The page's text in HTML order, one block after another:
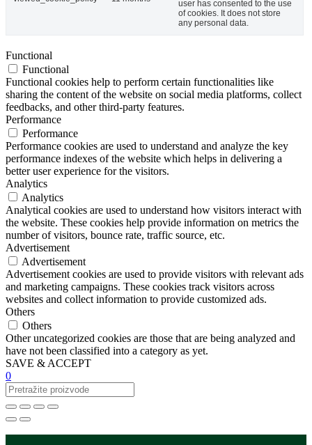
user has consented to the use
of cookies. It does not store
any personal data.
Functional
Functional
Functional cookies help to perform certain functionalities like
sharing the content of the website on social media platforms, collect
feedbacks, and other third-party features.
Performance
Performance
Performance cookies are used to understand and analyze the key
performance indexes of the website which helps in delivering a
better user experience for the visitors.
Analytics
Analytics
Analytical cookies are used to understand how visitors interact with
the website. These cookies help provide information on metrics the
number of visitors, bounce rate, traffic source, etc.
Advertisement
Advertisement
Advertisement cookies are used to provide visitors with relevant ads
and marketing campaigns. These cookies track visitors across
websites and collect information to provide customized ads.
Others
Others
Other uncategorized cookies are those that are being analyzed and
have not been classified into a category as yet.
SAVE & ACCEPT
0